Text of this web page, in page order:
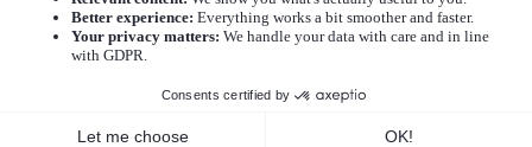
maquillage crème emblématique pour le visage est parfait
pour le maquillage de scène, la beauté professionnelle,
types de peinture pour le visage et le corps.
Comment utiliser ce produit